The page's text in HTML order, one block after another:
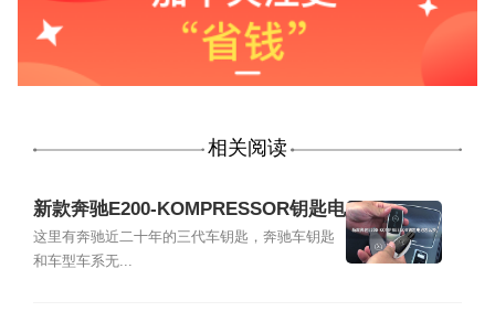
相关阅读
新款奔驰E200-KOMPRESSOR钥匙电
池怎么换
这里有奔驰近二十年的三代车钥匙，奔驰车钥匙
和车型车系无...